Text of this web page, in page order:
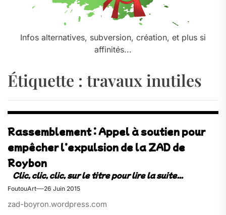
Infos alternatives, subversion, création, et plus si
affinités...
Étiquette : travaux inutiles
Rassemblement : Appel à soutien pour
empêcher l’expulsion de la ZAD de
Roybon
FoutouArt 26 Juin 2015
zad-boyron.wordpress.com